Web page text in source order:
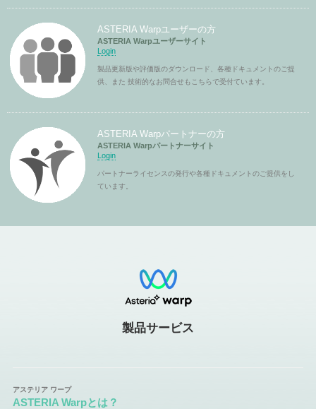
ASTERIA Warpユーザーの方
ASTERIA Warpユーザーサイト
Login
製品更新版や評価版のダウンロード、各種ドキュメントのご提
供、また 技術的なお問合せもこちらで受付ています。
ASTERIA Warpパートナーの方
ASTERIA Warpパートナーサイト
Login
パートナーライセンスの発行や各種ドキュメントのご提供をし
ています。
製品サービス
ASTERIA Warpとは？